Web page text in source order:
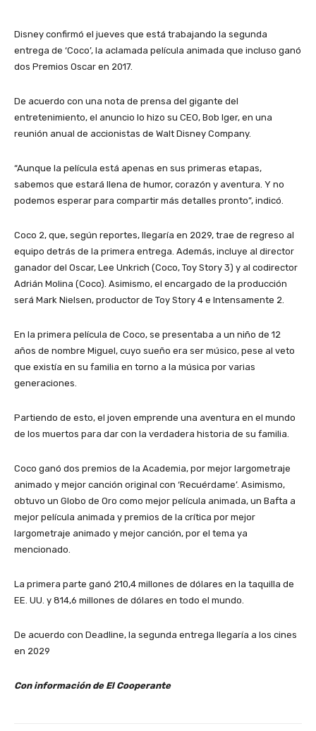
Disney confirmó el jueves que está trabajando la segunda
entrega de ‘Coco’, la aclamada película animada que incluso ganó
dos Premios Oscar en 2017.
De acuerdo con una nota de prensa del gigante del
entretenimiento, el anuncio lo hizo su CEO, Bob Iger, en una
reunión anual de accionistas de Walt Disney Company.
“Aunque la película está apenas en sus primeras etapas,
sabemos que estará llena de humor, corazón y aventura. Y no
podemos esperar para compartir más detalles pronto”, indicó.
Coco 2, que, según reportes, llegaría en 2029, trae de regreso al
equipo detrás de la primera entrega. Además, incluye al director
ganador del Oscar, Lee Unkrich (Coco, Toy Story 3) y al codirector
Adrián Molina (Coco). Asimismo, el encargado de la producción
será Mark Nielsen, productor de Toy Story 4 e Intensamente 2.
En la primera película de Coco, se presentaba a un niño de 12
años de nombre Miguel, cuyo sueño era ser músico, pese al veto
que existía en su familia en torno a la música por varias
generaciones.
Partiendo de esto, el joven emprende una aventura en el mundo
de los muertos para dar con la verdadera historia de su familia.
Coco ganó dos premios de la Academia, por mejor largometraje
animado y mejor canción original con ‘Recuérdame’. Asimismo,
obtuvo un Globo de Oro como mejor película animada, un Bafta a
mejor película animada y premios de la crítica por mejor
largometraje animado y mejor canción, por el tema ya
mencionado.
La primera parte ganó 210,4 millones de dólares en la taquilla de
EE. UU. y 814,6 millones de dólares en todo el mundo.
De acuerdo con Deadline, la segunda entrega llegaría a los cines
en 2029
Con información de El Cooperante